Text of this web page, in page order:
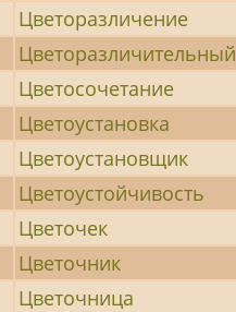
Цветоразличение
Цветоразличительный
Цветосочетание
Цветоустановка
Цветоустановщик
Цветоустойчивость
Цветочек
Цветочник
Цветочница